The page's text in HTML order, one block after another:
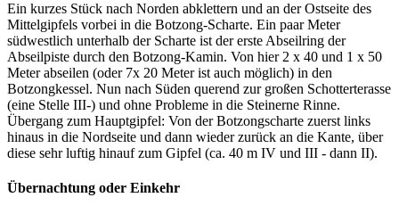
Ein kurzes Stück nach Norden abklettern und an der Ostseite des
Mittelgipfels vorbei in die Botzong-Scharte. Ein paar Meter
südwestlich unterhalb der Scharte ist der erste Abseilring der
Abseilpiste durch den Botzong-Kamin. Von hier 2 x 40 und 1 x 50
Meter abseilen (oder 7x 20 Meter ist auch möglich) in den
Botzongkessel. Nun nach Süden querend zur großen Schotterterasse
(eine Stelle III-) und ohne Probleme in die Steinerne Rinne.
Übergang zum Hauptgipfel: Von der Botzongscharte zuerst links
hinaus in die Nordseite und dann wieder zurück an die Kante, über
diese sehr luftig hinauf zum Gipfel (ca. 40 m IV und III - dann II).
Übernachtung oder Einkehr